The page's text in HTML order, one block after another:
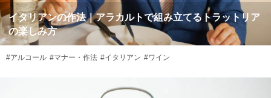
イタリアンの作法｜アラカルトで組み立てるトラットリア
の楽しみ方
#アルコール #マナー・作法 #イタリアン #ワイン